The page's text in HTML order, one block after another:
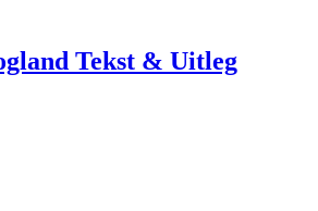
Tekst & Uitleg